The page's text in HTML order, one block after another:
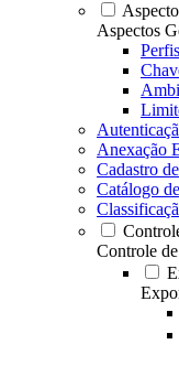
Aspectos
Anexação
Cadastro
Catálogo
Controle